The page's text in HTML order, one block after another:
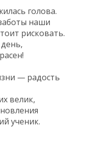
голова.
наши
рисковать.
— радость
велик,
ученик.